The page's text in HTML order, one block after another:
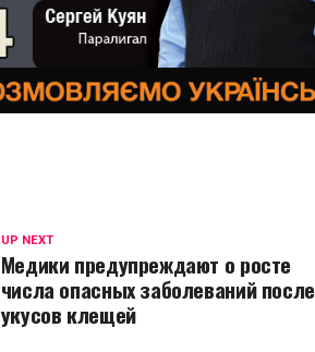
UP NEXT
Медики предупреждают о росте
числа опасных заболеваний после
укусов клещей